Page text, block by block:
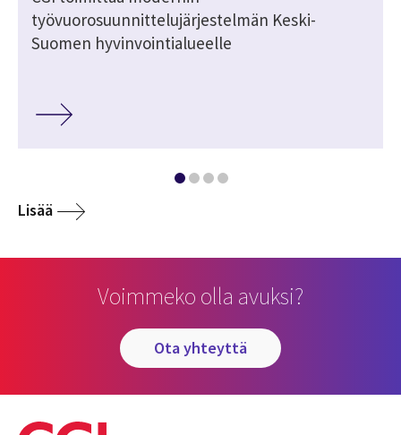
työvuorosuunnittelujärjestelmän Keski-
Suomen hyvinvointialueelle
Lisää
Voimmeko olla avuksi?
ota yhteyttä